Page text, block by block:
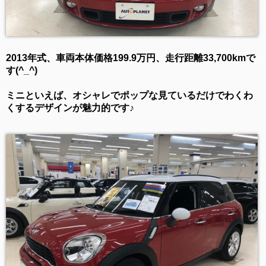
2013年式、車両本体価格199.9万円、走行距離33,700kmで
す(^_^)
ミニといえば、オシャレでポップな見ているだけでわくわ
くするデザインが魅力的です♪